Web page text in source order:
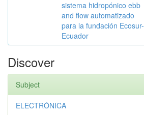
sistema hidropónico ebb
and flow automatizado
para la fundación Ecosur-
Ecuador
Discover
Subject
ELECTRÓNICA